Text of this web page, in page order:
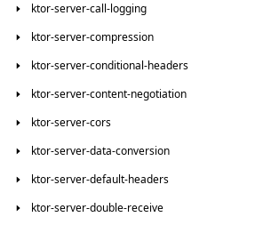
ktor-server-call-logging
ktor-server-compression
ktor-server-conditional-headers
ktor-server-content-negotiation
ktor-server-cors
ktor-server-data-conversion
ktor-server-default-headers
ktor-server-double-receive